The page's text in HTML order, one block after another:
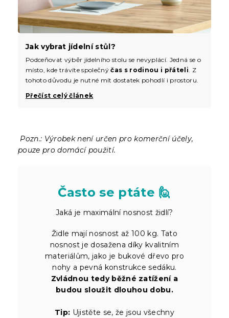
Jak vybrat jídelní stůl?
Podceňovat výběr jídelního stolu se nevyplácí. Jedná se o
místo, kde trávíte společnýčas s rodinou i přáteli . Z
tohoto důvodu je nutné mít dostatek pohodlí i prostoru.
Přečíst celý článek
Pozn.: Výrobek není určen pro komerční účely,
pouze pro domácí použití.
Často se ptáte 🙋
Jaká je maximální nosnost židlí?
Židle mají nosnost až 100 kg. Tato
nosnost je dosažena díky kvalitním
materiálům, jako je bukové dřevo pro
nohy a pevná konstrukce sedáku.
Zvládnou tedy běžné zatížení a
budou sloužit dlouhou dobu.
Tip: Ujistěte se, že jsou všechny